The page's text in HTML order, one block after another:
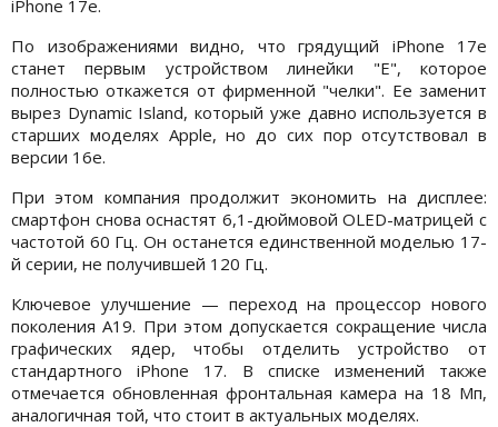
iPhone 17e.
По изображениями видно, что грядущий iPhone 17e
станет первым устройством линейки "Е", которое
полностью откажется от фирменной "челки". Ее заменит
вырез Dynamic Island, который уже давно используется в
старших моделях Apple, но до сих пор отсутствовал в
версии 16e.
При этом компания продолжит экономить на дисплее:
смартфон снова оснастят 6,1-дюймовой OLED-матрицей с
частотой 60 Гц. Он останется единственной моделью 17-
й серии, не получившей 120 Гц.
Ключевое улучшение — переход на процессор нового
поколения A19. При этом допускается сокращение числа
графических ядер, чтобы отделить устройство от
стандартного iPhone 17. В списке изменений также
отмечается обновленная фронтальная камера на 18 Мп,
аналогичная той, что стоит в актуальных моделях.